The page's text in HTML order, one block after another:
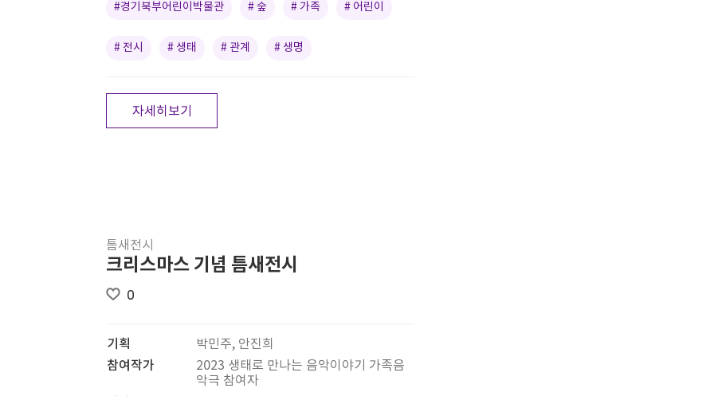
#경기북부어린이박물관 # 숲 # 가족 # 어린이
# 전시 # 생태 # 관계 # 생명
자세히보기
틈새전시
크리스마스 기념 틈새전시
0
기획
박민주, 안진희
참여작가
2023 생태로 만나는 음악이야기 가족음
악극 참여자